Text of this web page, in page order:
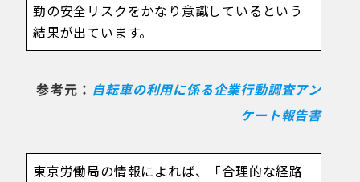
勤の安全リスクをかなり意識しているという
結果が出ています。
参考元： 自転車の利用に係る企業行動調査アン
ケート報告書
東京労働局の情報によれば、「合理的な経路